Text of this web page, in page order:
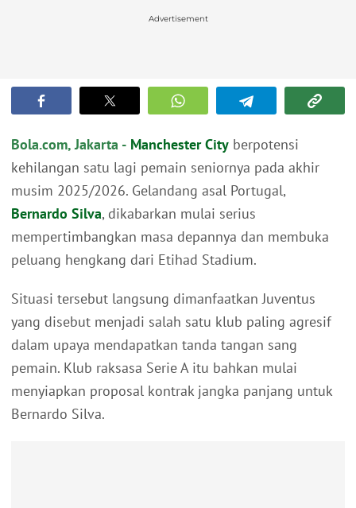
Advertisement
Bola.com, Jakarta - Manchester City berpotensi
kehilangan satu lagi pemain seniornya pada akhir
musim 2025/2026. Gelandang asal Portugal,
Bernardo Silva, dikabarkan mulai serius
mempertimbangkan masa depannya dan membuka
peluang hengkang dari Etihad Stadium.
Situasi tersebut langsung dimanfaatkan Juventus
yang disebut menjadi salah satu klub paling agresif
dalam upaya mendapatkan tanda tangan sang
pemain. Klub raksasa Serie A itu bahkan mulai
menyiapkan proposal kontrak jangka panjang untuk
Bernardo Silva.